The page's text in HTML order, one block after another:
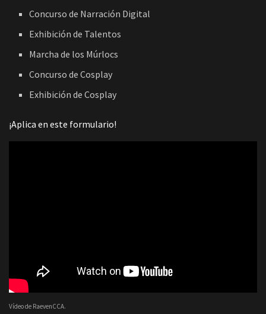
Concurso de Narración Digital
Exhibición de Talentos
Marcha de los Múrlocs
Concurso de Cosplay
Exhibición de Cosplay
¡Aplica en este formulario!
Vídeo de RaevenCCA.